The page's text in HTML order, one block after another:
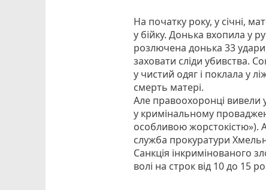
На початку року, у січні,
у бійку. Донька вхопила у
розлючена донька 33
заховати сліди убивства.
у чистий одяг і поклала у
смерть матері.
Але правоохоронці вивели
у кримінальному
особливою жорстокістю»).
служба прокуратури
Санкція інкримінованого
волі на строк від 10 до 15